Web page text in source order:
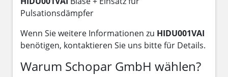
Pulsationsdämpfer
Wenn Sie weitere Informationen zu HIDU001VAI
benötigen, kontaktieren Sie uns bitte für Details.
Warum Schopar GmbH wählen?